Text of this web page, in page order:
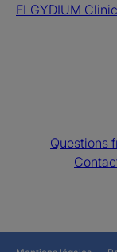
ELGYDIUM Clinic
Questions